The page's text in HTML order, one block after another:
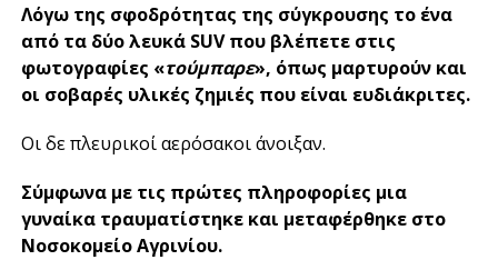
Λόγω της σφοδρότητας της σύγκρουσης το ένα
από τα δύο λευκά SUV που βλέπετε στις
φωτογραφίες «τούμπαρε», όπως μαρτυρούν και
οι σοβαρές υλικές ζημιές που είναι ευδιάκριτες.
Οι δε πλευρικοί αερόσακοι άνοιξαν.
Σύμφωνα με τις πρώτες πληροφορίες μια
γυναίκα τραυματίστηκε και μεταφέρθηκε στο
Νοσοκομείο Αγρινίου.